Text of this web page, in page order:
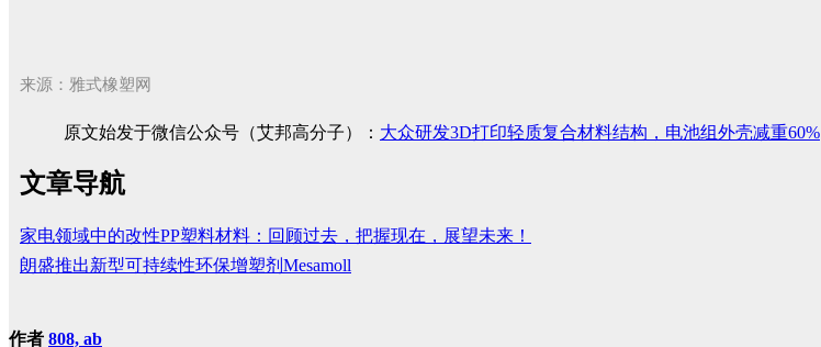
来源：雅式橡塑网
原文始发于微信公众号（艾邦高分子）： 大众研发3D打印轻质复合材料结构，电池组外壳减重60%
文章导航
家电领域中的改性PP塑料材料：回顾过去，把握现在，展望未来！
朗盛推出新型可持续性环保增塑剂Mesamoll
作者 808, ab